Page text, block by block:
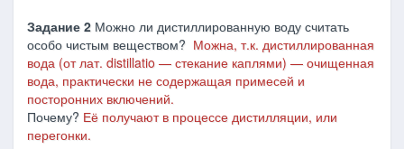
Задание 2 Можно ли дистиллированную воду считать
особо чистым веществом? Можна, т.к. дистиллированная
вода (от лат. distillatio — стекание каплями) — очищенная
вода, практически не содержащая примесей и
посторонних включений.
Почему? Её получают в процессе дистилляции, или
перегонки.